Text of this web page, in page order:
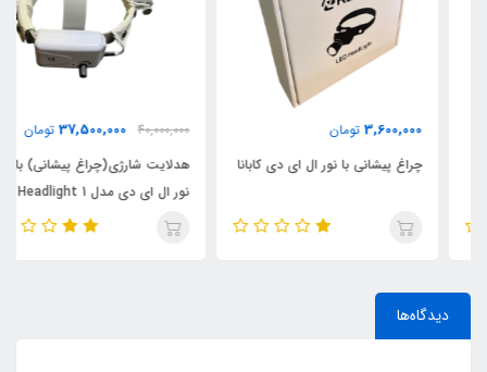
3,600,000 تومان
چراغ پیشانی با نور ال ای دی کابانا
40,000,000
37,500,000 تومان
هدلایت شارژی(چراغ پیشانی) با
نور ال ای دی مدل 1 Headlight
دیدگاه‌ها